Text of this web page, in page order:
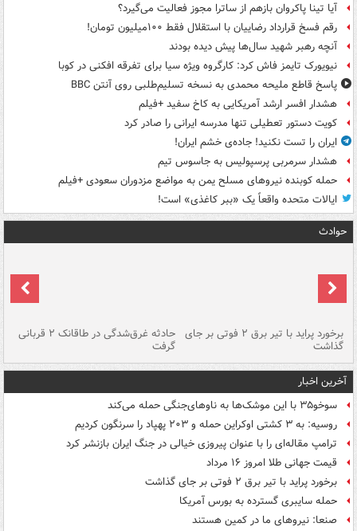
آیا تینا پاکروان بازهم از ساترا مجوز فعالیت می‌گیرد؟
رقم فسخ قرارداد رضاییان با استقلال فقط ۱۰۰میلیون تومان!
آنچه رهبر شهید سال‌ها پیش دیده بودند
نیویورک تایمز فاش کرد: کارگروه ویژه سیا برای تفرقه افکنی در کوبا
پاسخ قاطع ملیحه محمدی به نسخه تسلیم‌طلبی روی آنتن BBC
هشدار افسر ارشد آمریکایی به کاخ سفید +فیلم
کویت دستور تعطیلی تنها مدرسه ایرانی را صادر کرد
ایران را تست نکنید! جاده‌ی خشم ایران!
هشدار سرمربی پرسپولیس به جاسوس تیم
حمله کوبنده نیروهای مسلح یمن به مواضع مزدوران سعودی +فیلم
ایالات متحده واقعاً یک «ببر کاغذی» است!
حوادث
برخورد پراید با تیر برق ۲ فوتی بر جای
گذاشت
حادثه غرق‌شدگی در طاقانک ۲ قربانی
گرفت
آخرین اخبار
سوخو۳۵ با این موشک‌ها به ناوهای‌جنگی حمله می‌کند
روسیه: به ۳ کشتی اوکراین حمله و ۲۰۳ پهپاد را سرنگون کردیم
ترامپ مقاله‌ای را با عنوان پیروزی خیالی در جنگ ایران بازنشر کرد
قیمت جهانی طلا امروز ۱۶ مرداد
برخورد پراید با تیر برق ۲ فوتی بر جای گذاشت
حمله سایبری گسترده به بورس آمریکا
صنعا: نیروهای ما در کمین‌ هستند